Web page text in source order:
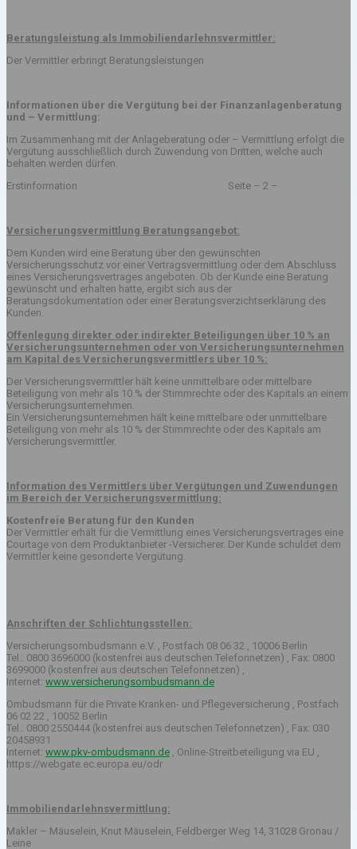
Beratungsleistung als Immobiliendarlehnsvermittler:
Der Vermittler erbringt Beratungsleistungen
Informationen über die Vergütung bei der Finanzanlagenberatung
und – Vermittlung:
Im Zusammenhang mit der Anlageberatung oder – Vermittlung erfolgt die
Vergütung ausschließlich durch Zuwendung von Dritten, welche auch
behalten werden dürfen.
Erstinformation Seite – 2 –
Versicherungsvermittlung Beratungsangebot:
Dem Kunden wird eine Beratung über den gewünschten
Versicherungsschutz vor einer Vertragsvermittlung oder dem Abschluss
eines Versicherungsvertrages angeboten. Ob der Kunde eine Beratung
gewünscht und erhalten hatte, ergibt sich aus der
Beratungsdokumentation oder einer Beratungsverzichtserklärung des
Kunden.
Offenlegung direkter oder indirekter Beteiligungen über 10 % an
Versicherungsunternehmen oder von Versicherungsunternehmen
am Kapital des Versicherungsvermittlers über 10 %:
Der Versicherungsvermittler hält keine unmittelbare oder mittelbare
Beteiligung von mehr als 10 % der Stimmrechte oder des Kapitals an einem
Versicherungsunternehmen.
Ein Versicherungsunternehmen hält keine mittelbare oder unmittelbare
Beteiligung von mehr als 10 % der Stimmrechte oder des Kapitals am
Versicherungsvermittler.
Information des Vermittlers über Vergütungen und Zuwendungen
im Bereich der Versicherungsvermittlung:
Kostenfreie Beratung für den Kunden
Der Vermittler erhält für die Vermittlung eines Versicherungsvertrages eine
Courtage von dem Produktanbieter -Versicherer. Der Kunde schuldet dem
Vermittler keine gesonderte Vergütung.
Anschriften der Schlichtungsstellen:
Versicherungsombudsmann e.V. , Postfach 08 06 32 , 10006 Berlin
Tel.: 0800 3696000 (kostenfrei aus deutschen Telefonnetzen) , Fax: 0800
3699000 (kostenfrei aus deutschen Telefonnetzen) ,
Internet: www.versicherungsombudsmann.de
Ombudsmann für die Private Kranken- und Pflegeversicherung , Postfach
06 02 22 , 10052 Berlin
Tel.: 0800 2550444 (kostenfrei aus deutschen Telefonnetzen) , Fax: 030
20458931
Internet: www.pkv-ombudsmann.de , Online-Streitbeteiligung via EU ,
https://webgate.ec.europa.eu/odr
Immobiliendarlehnsvermittlung:
Makler – Mäuselein, Knut Mäuselein, Feldberger Weg 14, 31028 Gronau /
Leine